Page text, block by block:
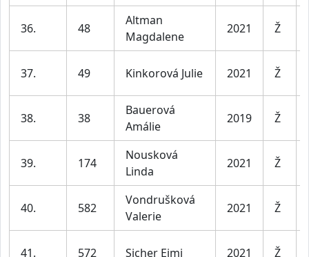
36. 48
Altman
Magdalene
2021 Ž
37. 49 Kinkorová Julie 2021 Ž
38. 38
Bauerová
Amálie
2019 Ž
39. 174
Nousková
Linda
2021 Ž
40. 582
Vondrušková
Valerie
2021 Ž
41. 572 Sicher Eimi 2021 Ž